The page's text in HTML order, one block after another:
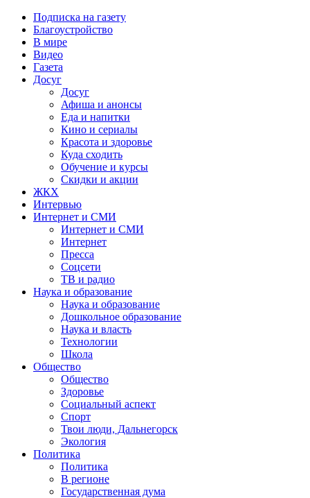
Подписка на газету
Благоустройство
В мире
Видео
Газета
Досуг
Досуг
Афиша и анонсы
Еда и напитки
Кино и сериалы
Красота и здоровье
Куда сходить
Обучение и курсы
Скидки и акции
ЖКХ
Интервью
Интернет и СМИ
Интернет и СМИ
Интернет
Пресса
Соцсети
ТВ и радио
Наука и образование
Наука и образование
Дошкольное образование
Наука и власть
Технологии
Школа
Общество
Общество
Здоровье
Социальный аспект
Спорт
Твои люди, Дальнегорск
Экология
Политика
Политика
В регионе
Государственная дума